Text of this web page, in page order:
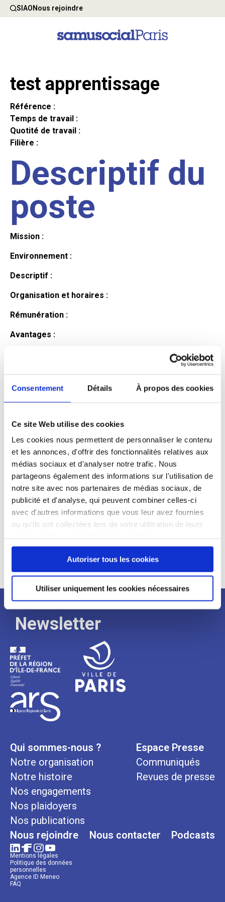
Consentement Détails À propos des cookies
Ce site Web utilise des cookies
Les cookies nous permettent de personnaliser le contenu
et les annonces, d'offrir des fonctionnalités relatives aux
médias sociaux et d'analyser notre trafic. Nous
partageons également des informations sur l'utilisation de
notre site avec nos partenaires de médias sociaux, de
publicité et d'analyse, qui peuvent combiner celles-ci
avec d'autres informations que vous leur avez fournies
ou qu'ils ont collectées lors de votre utilisation de leurs
continuez à utiliser notre site Web.
Autoriser tous les cookies
Utiliser uniquement les cookies nécessaires
SIAONous rejoindre
test apprentissage
Référence :
Temps de travail :
Quotité de travail :
Filière :
Descriptif du
poste
Mission :
Environnement :
Descriptif :
Organisation et horaires :
Rémunération :
Avantages :
candidat
Qualifications et diplômes :
Profil recherché :
Expérience :
Processus
de
recrutement
Newsletter
Qui sommes-nous ?
Notre organisation
Notre histoire
Nos engagements
Nos plaidoyers
Nos publications
Espace Presse
Communiqués
Revues de presse
Nous rejoindre Nous contacter Podcasts
Mentions légales
Politique des données
personnelles
Agence ID Meneo
FAQ